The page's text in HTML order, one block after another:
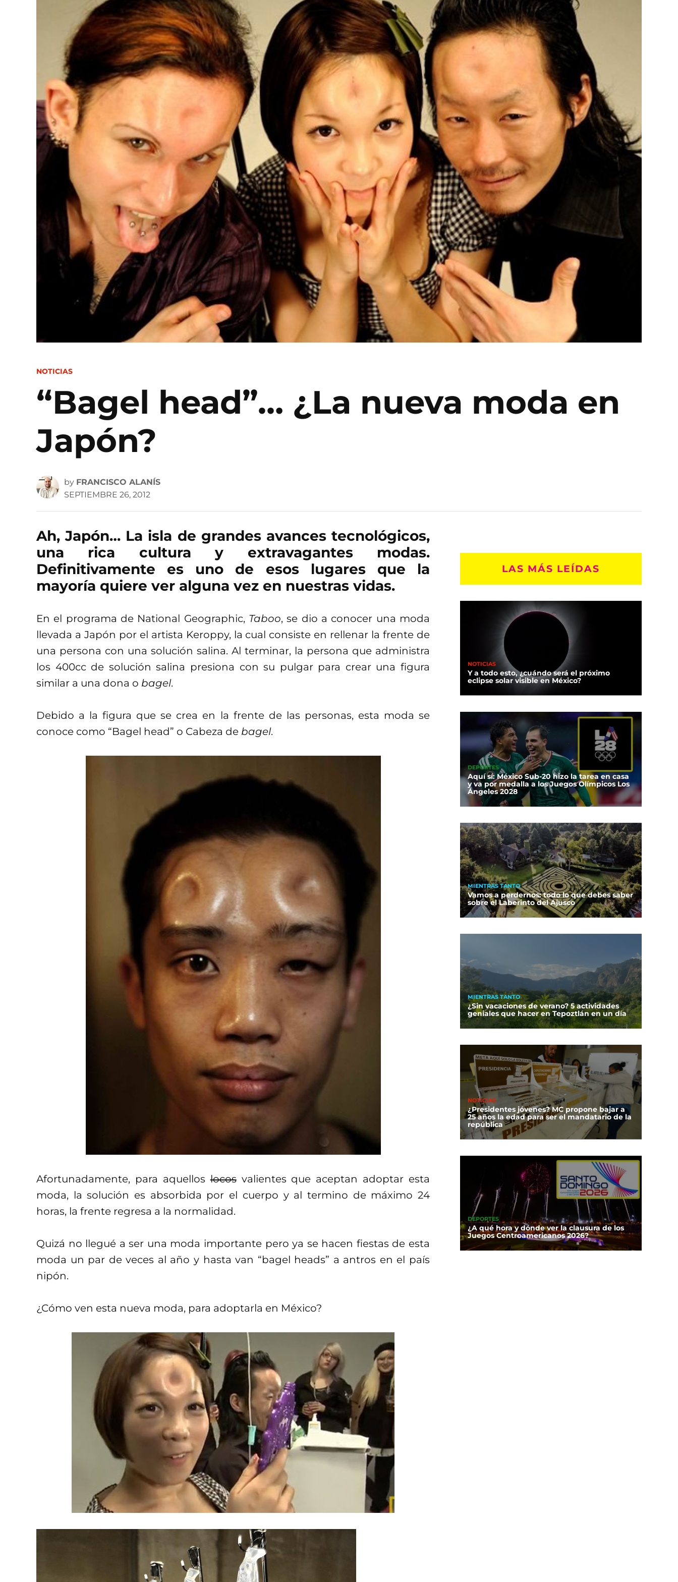
POSTED
NOTICIAS
“Bagel head”… ¿La nueva moda en
Japón?
by FRANCISCO ALANÍS
SEPTIEMBRE 26, 2012
Ah, Japón… La isla de grandes avances tecnológicos,
una rica cultura y extravagantes modas.
Definitivamente es uno de esos lugares que la
mayoría quiere ver alguna vez en nuestras vidas.
En el programa de National Geographic, Taboo, se dio a conocer una moda
llevada a Japón por el artista Keroppy, la cual consiste en rellenar la frente de
una persona con una solución salina. Al terminar, la persona que administra
los 400cc de solución salina presiona con su pulgar para crear una figura
similar a una dona o bagel.
Debido a la figura que se crea en la frente de las personas, esta moda se
conoce como “Bagel head” o Cabeza de bagel.
Afortunadamente, para aquelloslocosvalientes que aceptan adoptar esta
moda, la solución es absorbida por el cuerpo y al termino de máximo 24
horas, la frente regresa a la normalidad.
Quizá no llegué a ser una moda importante pero ya se hacen fiestas de esta
moda un par de veces al año y hasta van “bagel heads” a antros en el país
nipón.
¿Cómo ven esta nueva moda, para adoptarla en México?
LAS MÁS LEÍDAS
NOTICIAS
Y a todo esto, ¿cuándo será el próximo
eclipse solar visible en México?
DEPORTES
Aquí sí: México Sub-20 hizo la tarea en casa
y va por medalla a los Juegos Olímpicos Los
Ángeles 2028
MIENTRAS TANTO
Vamos a perdernos: todo lo que debes saber
sobre el Laberinto del Ajusco
MIENTRAS TANTO
¿Sin vacaciones de verano? 5 actividades
geniales que hacer en Tepoztlán en un día
NOTICIAS
¿Presidentes jóvenes? MC propone bajar a
25 años la edad para ser el mandatario de la
república
DEPORTES
¿A qué hora y dónde ver la clausura de los
Juegos Centroamericanos 2026?